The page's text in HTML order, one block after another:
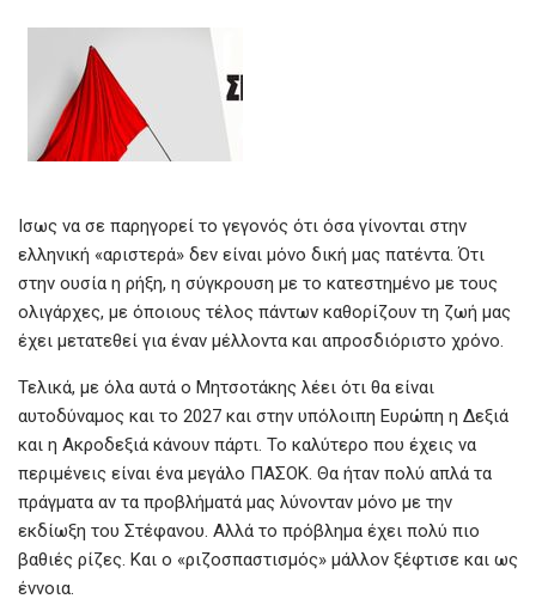
ce
b
o
o
tt
er
ail er
Ισως να σε παρηγορεί το γεγονός ότι όσα γίνονται στην
ελληνική «αριστερά» δεν είναι μόνο δική μας πατέντα. Ότι
στην ουσία η ρήξη, η σύγκρουση με το κατεστημένο με τους
ολιγάρχες, με όποιους τέλος πάντων καθορίζουν τη ζωή μας
έχει μετατεθεί για έναν μέλλοντα και απροσδιόριστο χρόνο.
Τελικά, με όλα αυτά ο Μητσοτάκης λέει ότι θα είναι
αυτοδύναμος και το 2027 και στην υπόλοιπη Ευρώπη η Δεξιά
και η Ακροδεξιά κάνουν πάρτι. Το καλύτερο που έχεις να
περιμένεις είναι ένα μεγάλο ΠΑΣΟΚ. Θα ήταν πολύ απλά τα
πράγματα αν τα προβλήματά μας λύνονταν μόνο με την
εκδίωξη του Στέφανου. Αλλά το πρόβλημα έχει πολύ πιο
βαθιές ρίζες. Και ο «ριζοσπαστισμός» μάλλον ξέφτισε και ως
έννοια.